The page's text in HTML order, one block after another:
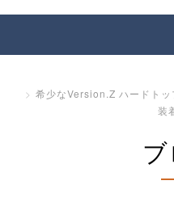
希少なVersion.Z ハードトッ
装